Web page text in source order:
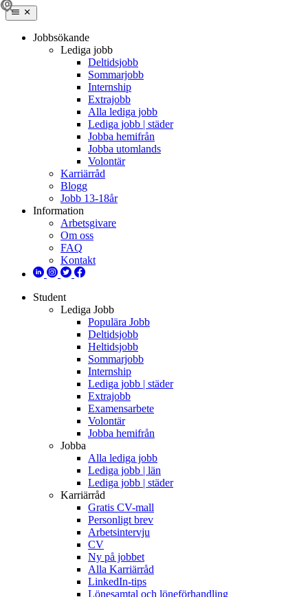
Jobbsökande
Lediga jobb
Deltidsjobb
Sommarjobb
Internship
Extrajobb
Alla lediga jobb
Lediga jobb | städer
Jobba hemifrån
Jobba utomlands
Volontär
Karriärråd
Blogg
Jobb 13-18år
Information
Arbetsgivare
Om oss
FAQ
Kontakt
Student
Lediga Jobb
Populära Jobb
Deltidsjobb
Heltidsjobb
Sommarjobb
Internship
Lediga jobb | städer
Extrajobb
Examensarbete
Volontär
Jobba hemifrån
Jobba
Alla lediga jobb
Lediga jobb | län
Lediga jobb | städer
Karriärråd
Gratis CV-mall
Personligt brev
Arbetsintervju
CV
Ny på jobbet
Alla Karriärråd
LinkedIn-tips
Lönesamtal och löneförhandling